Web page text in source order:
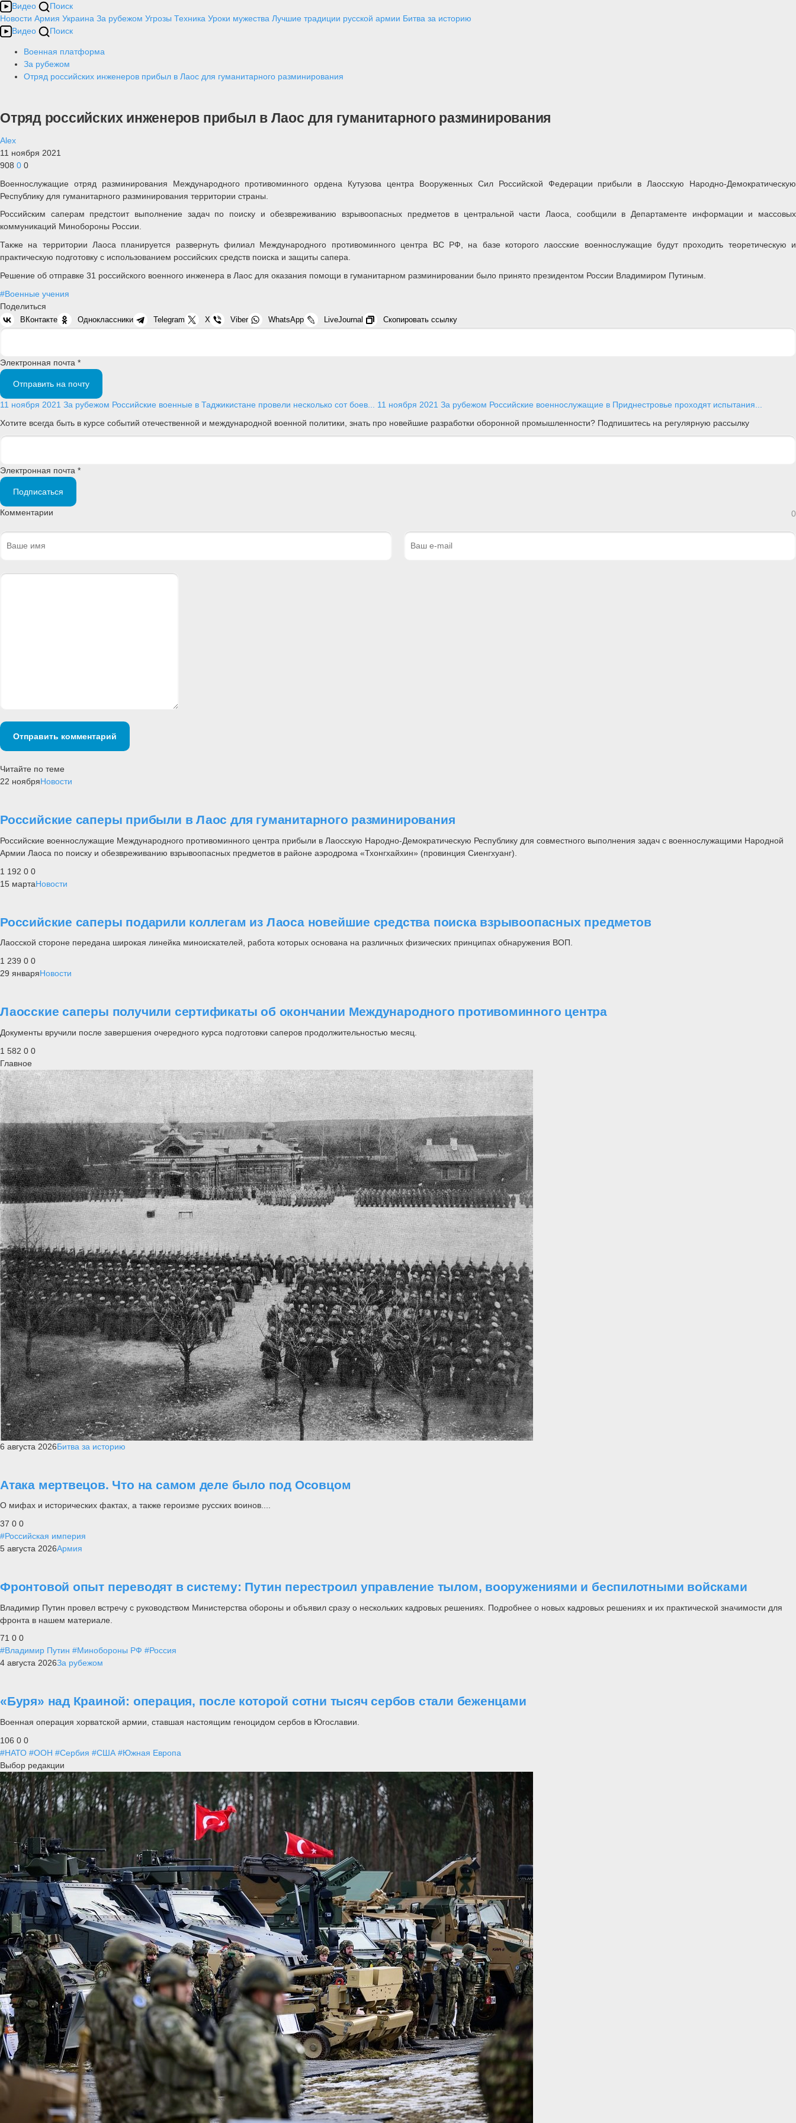
Видео
Поиск
Новости Армия Украина За рубежом Угрозы Техника Уроки мужества Лучшие традиции русской армии Битва за историю
Видео
Поиск
Военная платформа
За рубежом
Отряд российских инженеров прибыл в Лаос для гуманитарного разминирования
Отряд российских инженеров прибыл в Лаос для гуманитарного разминирования
Alex
11 ноября 2021
908 0 0
Военнослужащие отряд разминирования Международного противоминного ордена Кутузова центра Вооруженных Сил Российской Федерации прибыли в Лаосскую Народно-Демократическую
Республику для гуманитарного разминирования территории страны.
Российским саперам предстоит выполнение задач по поиску и обезвреживанию взрывоопасных предметов в центральной части Лаоса, сообщили в Департаменте информации и массовых
коммуникаций Минобороны России.
Также на территории Лаоса планируется развернуть филиал Международного противоминного центра ВС РФ, на базе которого лаосские военнослужащие будут проходить теоретическую и
практическую подготовку с использованием российских средств поиска и защиты сапера.
Решение об отправке 31 российского военного инженера в Лаос для оказания помощи в гуманитарном разминировании было принято президентом России Владимиром Путиным.
#Военные учения
Поделиться
ВКонтакте Одноклассники Telegram X Viber WhatsApp LiveJournal Скопировать ссылку
Электронная почта *
Отправить на почту
11 ноября 2021 За рубежом Российские военные в Таджикистане провели несколько сот боев... 11 ноября 2021 За рубежом Российские военнослужащие в Приднестровье проходят испытания...
Хотите всегда быть в курсе событий отечественной и международной военной политики, знать про новейшие разработки оборонной промышленности? Подпишитесь на регулярную рассылку
Электронная почта *
Подписаться
Комментарии 0
Отправить комментарий
Читайте по теме
22 ноябряНовости
Российские саперы прибыли в Лаос для гуманитарного разминирования
Российские военнослужащие Международного противоминного центра прибыли в Лаосскую Народно-Демократическую Республику для совместного выполнения задач с военнослужащими Народной
Армии Лаоса по поиску и обезвреживанию взрывоопасных предметов в районе аэродрома «Тхонгхайхин» (провинция Сиенгхуанг).
1 192 0 0
15 мартаНовости
Российские саперы подарили коллегам из Лаоса новейшие средства поиска взрывоопасных предметов
Лаосской стороне передана широкая линейка миноискателей, работа которых основана на различных физических принципах обнаружения ВОП.
1 239 0 0
29 январяНовости
Лаосские саперы получили сертификаты об окончании Международного противоминного центра
Документы вручили после завершения очередного курса подготовки саперов продолжительностью месяц.
1 582 0 0
Главное
6 августа 2026Битва за историю
Атака мертвецов. Что на самом деле было под Осовцом
О мифах и исторических фактах, а также героизме русских воинов....
37 0 0
#Российская империя
5 августа 2026Армия
Фронтовой опыт переводят в систему: Путин перестроил управление тылом, вооружениями и беспилотными войсками
Владимир Путин провел встречу с руководством Министерства обороны и объявил сразу о нескольких кадровых решениях. Подробнее о новых кадровых решениях и их практической значимости для
фронта в нашем материале.
71 0 0
#Владимир Путин #Минобороны РФ #Россия
4 августа 2026За рубежом
«Буря» над Краиной: операция, после которой сотни тысяч сербов стали беженцами
Военная операция хорватской армии, ставшая настоящим геноцидом сербов в Югославии.
106 0 0
#НАТО #ООН #Сербия #США #Южная Европа
Выбор редакции